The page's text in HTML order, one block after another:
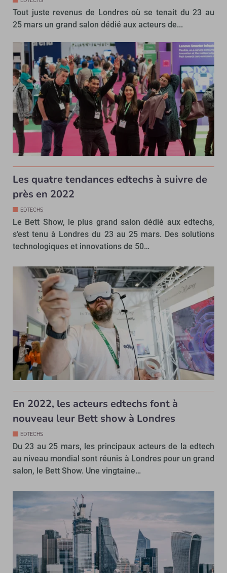
Tout juste revenus de Londres où se tenait du 23 au
25 mars un grand salon dédié aux acteurs de...
Les quatre tendances edtechs à suivre de
près en 2022
EDTECHS
Le Bett Show, le plus grand salon dédié aux edtechs,
s’est tenu à Londres du 23 au 25 mars. Des solutions
technologiques et innovations de 50…
En 2022, les acteurs edtechs font à
nouveau leur Bett show à Londres
EDTECHS
Du 23 au 25 mars, les principaux acteurs de la edtech
au niveau mondial sont réunis à Londres pour un grand
salon, le Bett Show. Une vingtaine…